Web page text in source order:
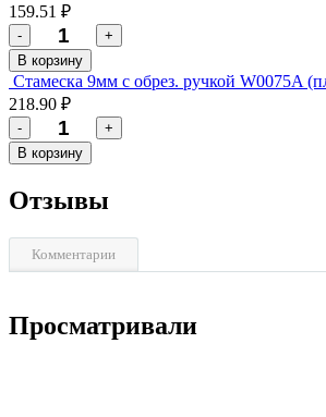
159.51 ₽
-
+
В корзину
Стамеска 9мм с обрез. ручкой W0075A
218.90 ₽
-
+
В корзину
Отзывы
Комментарии
Просматривали